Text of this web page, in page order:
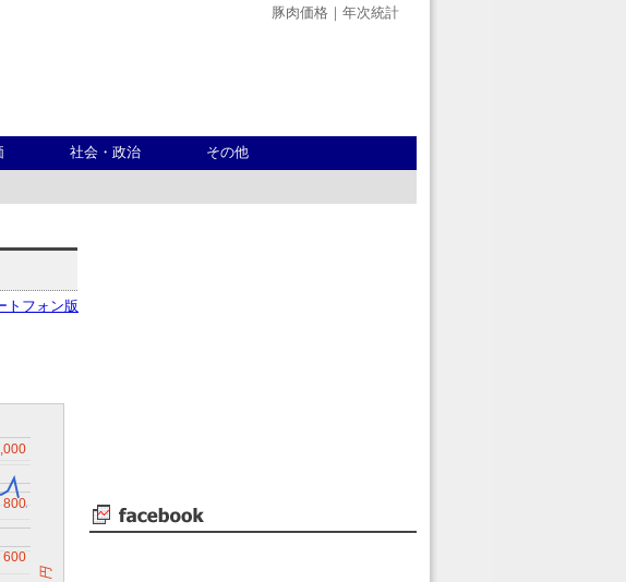
豚肉価格｜年次統計
社会・政治 その他
トフォン版
600
600
800
800
円
facebook